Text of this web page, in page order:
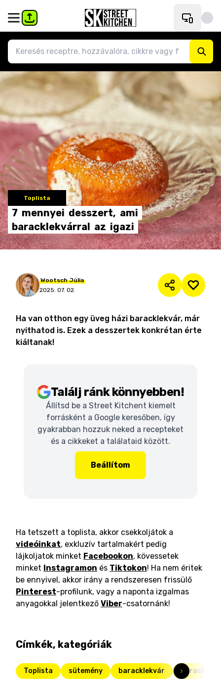
Toplista
7 mennyei desszert, ami
baracklekvárral az igazi
Wootsch Júlia
2025. 07. 02.
Ha van otthon egy üveg házi baracklekvár, már
nyithatod is. Ezek a desszertek konkrétan érte
kiáltanak!
Találj ránk könnyebben!
Állítsd be a Street Kitchent kiemelt
forrásként a Google keresőben, így
gyakrabban hozzuk neked a recepteket
és a cikkeket a találataid között.
Beállítom
Ha tetszett a toplista, akkor csekkoljátok a
videóinkat, exkluzív tartalmakért pedig
lájkoljatok minket Facebookon, kövessetek
minket Instagramon és Tiktokon! Ha nem éritek
be ennyivel, akkor irány a rendszeresen frissülő
Pinterest-profilunk, vagy a naponta izgalmas
anyagokkal jelentkező Viber-csatornánk!
Címkék, kategóriák
Toplista sütemény baracklekvár barackos